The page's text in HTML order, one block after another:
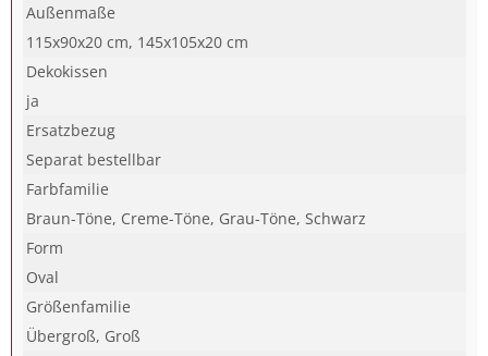
Außenmaße
115x90x20 cm, 145x105x20 cm
Dekokissen
ja
Ersatzbezug
Separat bestellbar
Farbfamilie
Braun-Töne, Creme-Töne, Grau-Töne, Schwarz
Form
Oval
Größenfamilie
Übergroß, Groß